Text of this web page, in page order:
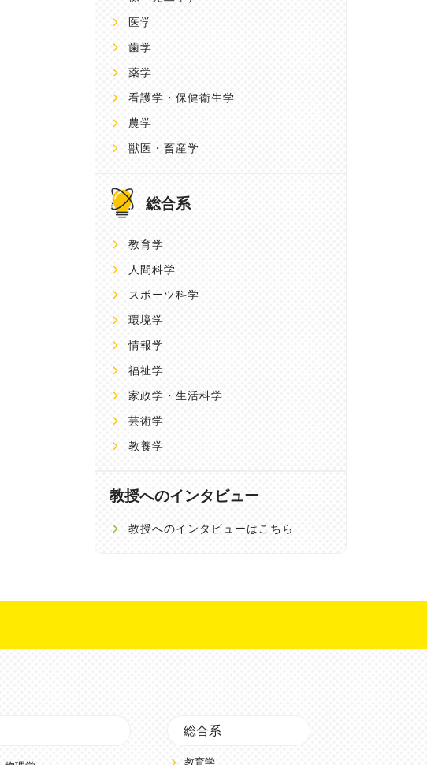
医学
歯学
薬学
看護学・保健衛生学
農学
獣医・畜産学
総合系
教育学
人間科学
スポーツ科学
環境学
情報学
福祉学
家政学・生活科学
芸術学
教養学
教授へのインタビュー
教授へのインタビューはこちら
総合系
教育学